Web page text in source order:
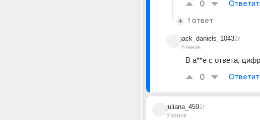
0
1 ответ
jack_daniels_1043
Ученик
2г
В а**е с ответа,
0
juliana_459
Ученик
2г